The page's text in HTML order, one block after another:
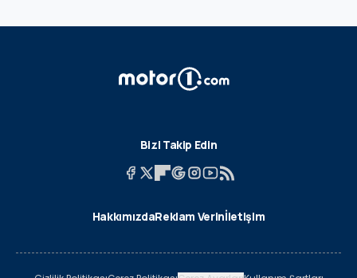
Bizi Takip Edin
HakkımızdaReklam Verinİletişim